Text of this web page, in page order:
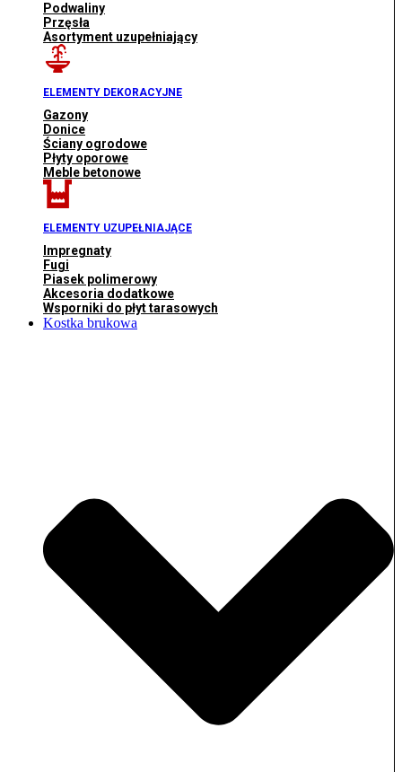
Podwaliny
Przęsła
Asortyment uzupełniający
ELEMENTY DEKORACYJNE
Gazony
Donice
Ściany ogrodowe
Płyty oporowe
Meble betonowe
ELEMENTY UZUPEŁNIAJĄCE
Impregnaty
Fugi
Piasek polimerowy
Akcesoria dodatkowe
Wsporniki do płyt tarasowych
Kostka brukowa